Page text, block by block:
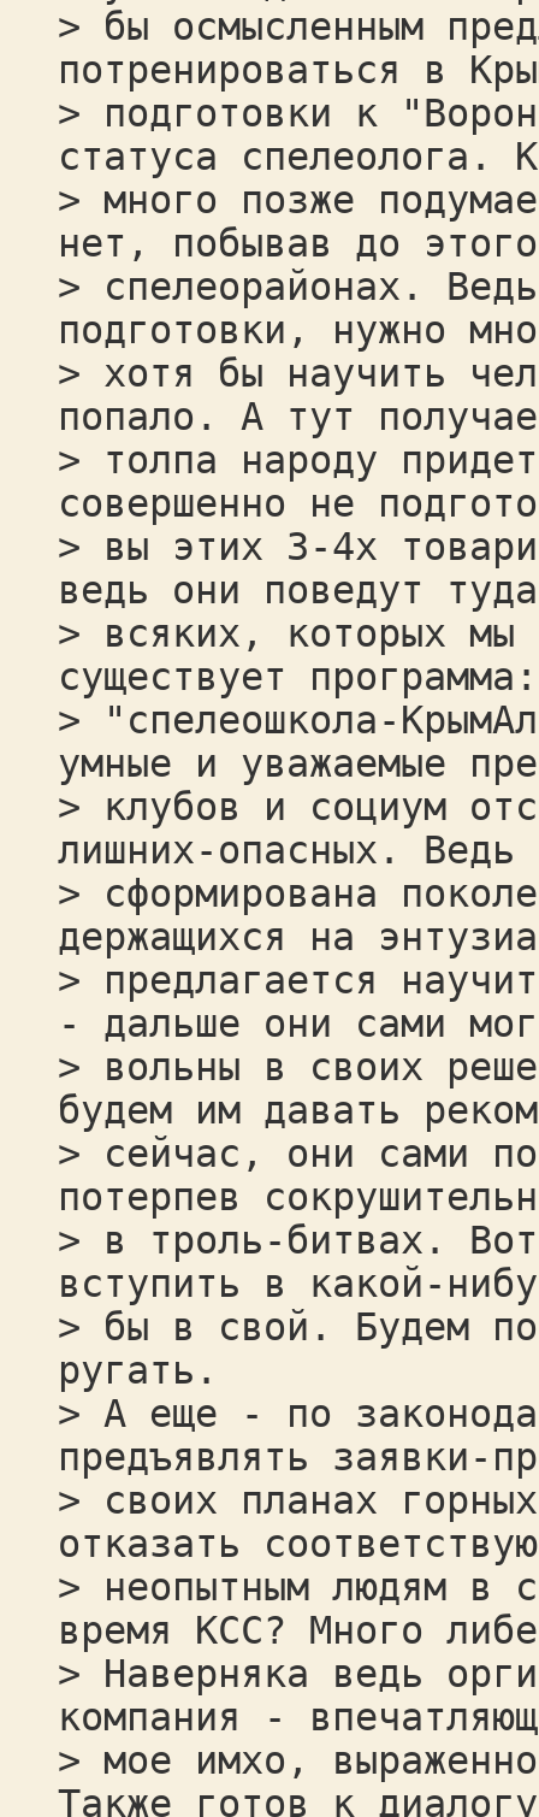
> бы осмысленным
потренироваться в
> подготовки к
статуса спелеолога.
> много позже
нет, побывав до
> спелеорайонах.
подготовки, нужно
> хотя бы научить
попало. А тут
> толпа народу
совершенно не
> вы этих 3-4х
ведь они поведут
> всяких, которых мы
существует программа:
> "спелеошкола-
умные и уважаемые
> клубов и социум
лишних-опасных. Ведь
> сформирована
держащихся на
> предлагается
- дальше они сами
> вольны в своих
будем им давать
> сейчас, они сами
потерпев
> в троль-битвах.
вступить в какой-
> бы в свой. Будем
ругать.
> А еще - по
предъявлять заявки-
> своих планах
отказать
> неопытным людям в
время КСС? Много
> Наверняка ведь
компания -
> мое имхо,
Также готов к